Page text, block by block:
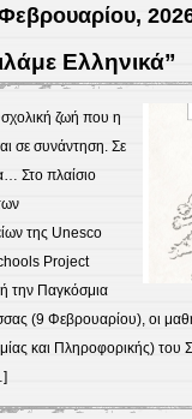
Ελληνικά”
ζωή που η
σε συνάντηση. Σε
Στο πλαίσιο
της Unesco
Project
την Παγκόσμια
(9 Φεβρουαρίου), οι
και Πληροφορικής) του